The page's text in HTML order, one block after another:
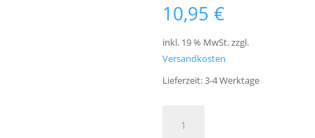
10,95€
inkl. 19 % MwSt.zzgl.
Versandkosten
Lieferzeit:3-4 Werktage
Klemmbrett